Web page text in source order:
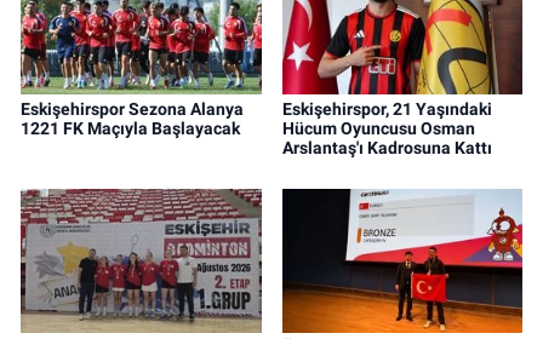
Eskişehirspor Sezona Alanya
1221 FK Maçıyla Başlayacak
Eskişehirspor, 21 Yaşındaki
Hücum Oyuncusu Osman
Arslantaş'ı Kadrosuna Kattı